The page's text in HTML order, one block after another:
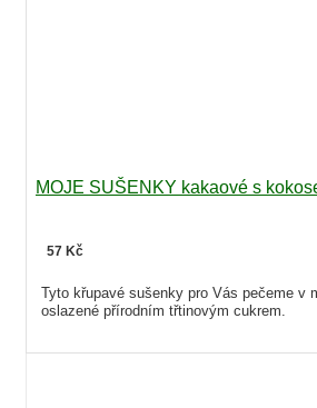
MOJE SUŠENKY kakaové s
57 Kč
Tyto křupavé sušenky pro Vás pečeme v
oslazené přírodním třtinovým cukrem.